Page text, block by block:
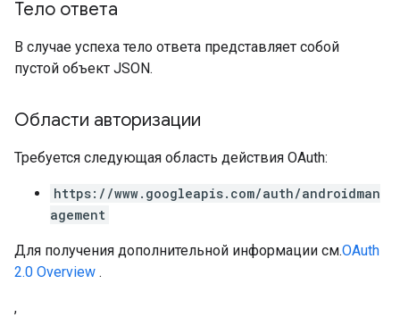
Тело ответа
В случае успеха тело ответа представляет собой
пустой объект JSON.
Области авторизации
Требуется следующая область действия OAuth:
https://www.googleapis.com/auth/androidman
agement
Для получения дополнительной информации см.OAuth
2.0 Overview .
,